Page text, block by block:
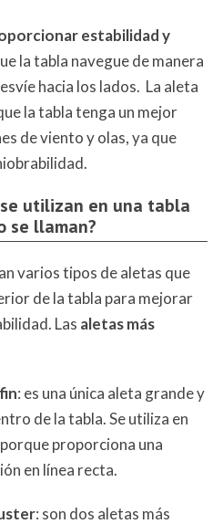
estabilidad y
la tabla navegue de manera
hacia los lados. La aleta
la tabla tenga un mejor
de viento y olas, ya que
utilizan en una tabla
se llaman?
varios tipos de aletas que
de la tabla para mejorar
Las aletas más
: es una única aleta grande y
de la tabla. Se utiliza en
proporciona una
en línea recta.
: son dos aletas más